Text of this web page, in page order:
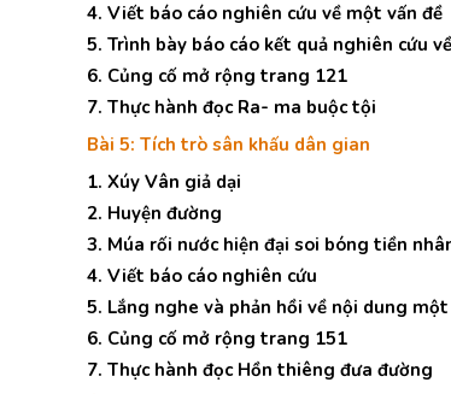
4. Viết báo cáo nghiên cứu về một vấn đề
5. Trình bày báo cáo kết quả nghiên cứu
6. Củng cố mở rộng trang 121
7. Thực hành đọc Ra- ma buộc tội
Bài 5: Tích trò sân khấu dân gian
1. Xúy Vân giả dại
2. Huyện đường
3. Múa rối nước hiện đại soi bóng tiền
4. Viết báo cáo nghiên cứu
5. Lắng nghe và phản hồi về nội dung
6. Củng cố mở rộng trang 151
7. Thực hành đọc Hồn thiêng đưa đường